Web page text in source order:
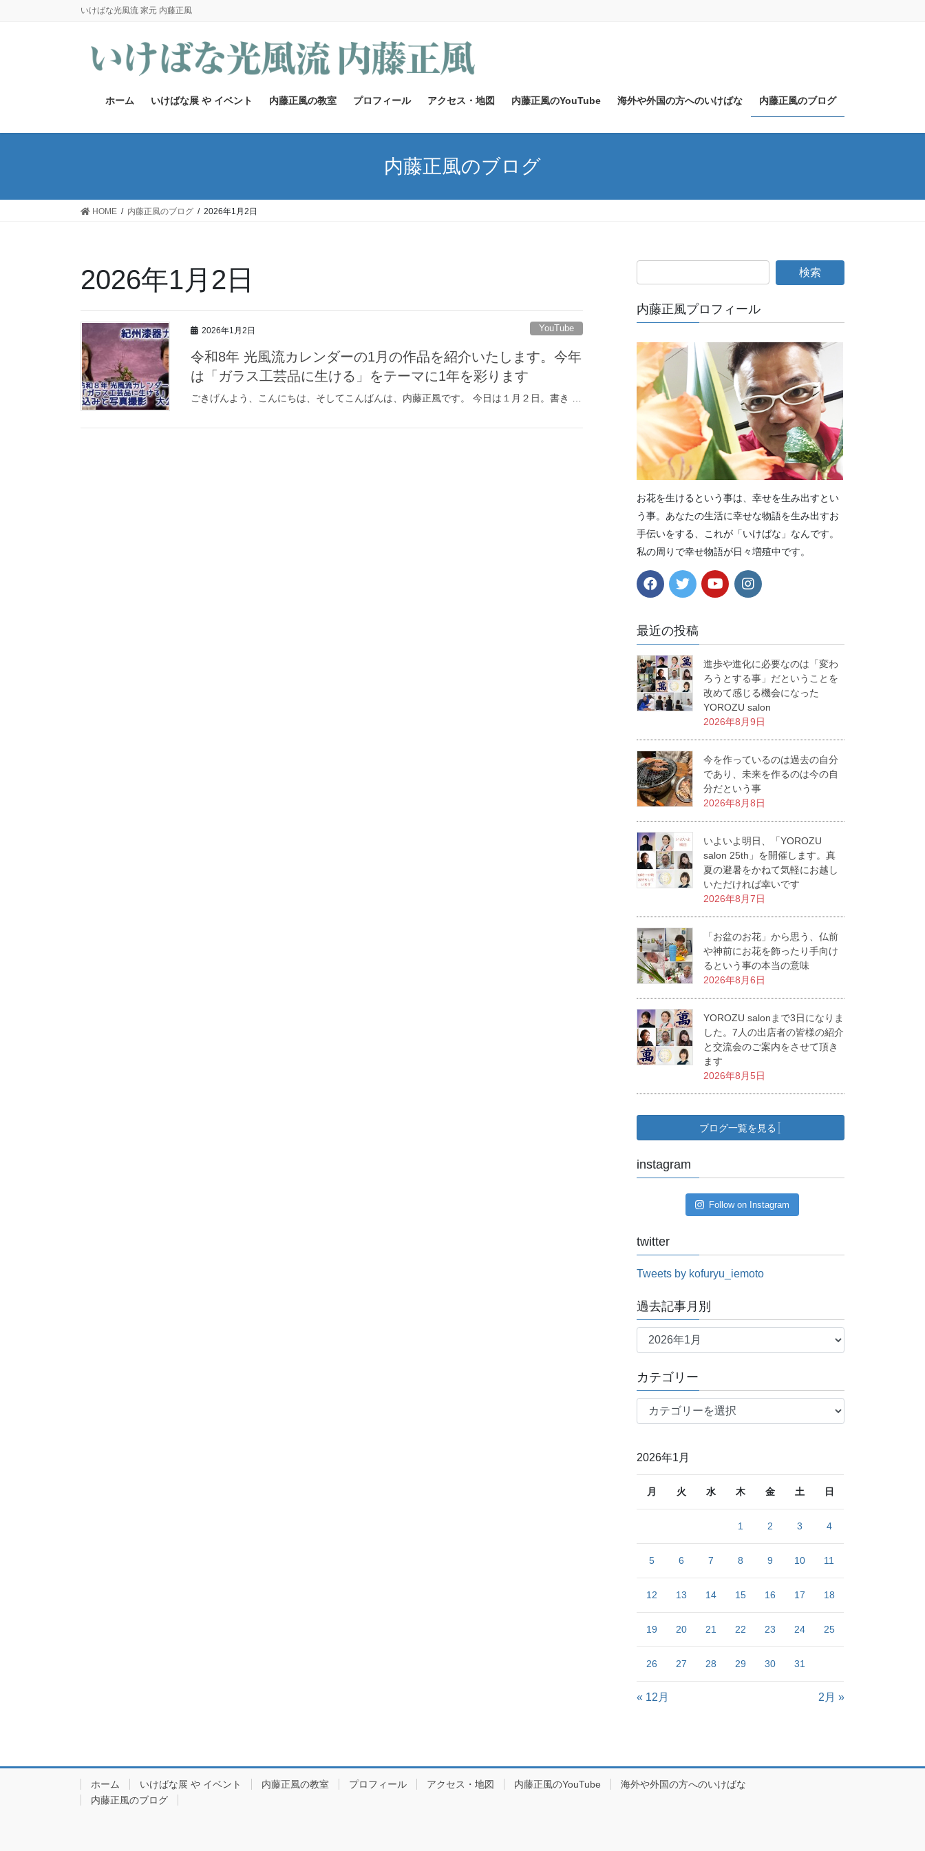
いけばな光風流 家元 内藤正風
ホーム いけばな展 や イベント 内藤正風の教室 プロフィール アクセス・地図 内藤正風のYouTube 海外や外国の方へのいけばな 内藤正風のブログ
内藤正風のブログ
HOME 内藤正風のブログ 2026年1月2日
2026年1月2日
2026年1月2日 YouTube
令和8年 光風流カレンダーの1月の作品を紹介いたします。今年
は「ガラス工芸品に生ける」をテーマに1年を彩ります
ごきげんよう、こんにちは、そしてこんばんは、内藤正風です。 今日は１月２日。書き …
内藤正風プロフィール
お花を生けるという事は、幸せを生み出すとい
う事。あなたの生活に幸せな物語を生み出すお
手伝いをする、これが「いけばな」なんです。
私の周りで幸せ物語が日々増殖中です。
最近の投稿
進歩や進化に必要なのは「変わ
ろうとする事」だということを
改めて感じる機会になった
YOROZU salon
2026年8月9日
今を作っているのは過去の自分
であり、未来を作るのは今の自
分だという事
2026年8月8日
いよいよ明日、「YOROZU
salon 25th」を開催します。真
夏の避暑をかねて気軽にお越し
いただければ幸いです
2026年8月7日
「お盆のお花」から思う、仏前
や神前にお花を飾ったり手向け
るという事の本当の意味
2026年8月6日
YOROZU salonまで3日になりま
した。7人の出店者の皆様の紹介
と交流会のご案内をさせて頂き
ます
2026年8月5日
ブログ一覧を見る
instagram
Follow on Instagram
twitter
Tweets by kofuryu_iemoto
過去記事月別
過
事
月
カテゴリー
テ
リ
2026年1月
月 火 水 木 金 土 日
1 2 3 4
5 6 7 8 9 10 11
12 13 14 15 16 17 18
19 20 21 22 23 24 25
26 27 28 29 30 31
« 12月 2月 »
ホーム いけばな展 や イベント 内藤正風の教室 プロフィール アクセス・地図 内藤正風のYouTube
海外や外国の方へのいけばな
内藤正風のブログ